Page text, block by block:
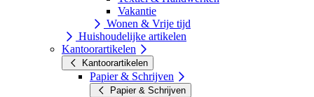
Vakantie
Wonen & Vrije tijd
Huishoudelijke artikelen
Kantoorartikelen
Kantoorartikelen
Papier & Schrijven
Papier & Schrijven